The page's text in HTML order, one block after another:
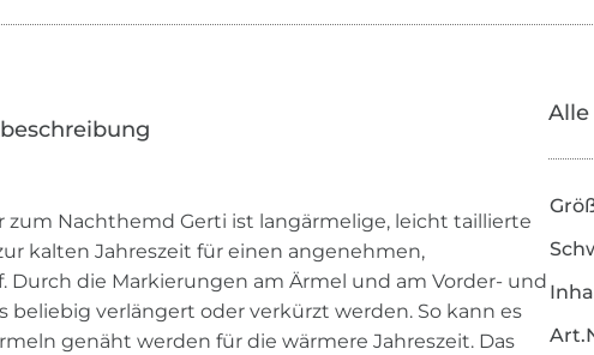
zum Nachthemd Gerti ist langärmelige, leicht taillierte
kalten Jahreszeit für einen angenehmen,
Durch die Markierungen am Ärmel und am Vorder- und
beliebig verlängert oder verkürzt werden. So kann es
genäht werden für die wärmere Jahreszeit. Das